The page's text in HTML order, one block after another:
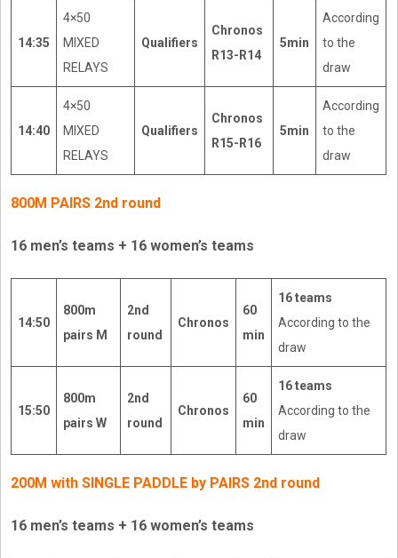
14:35
4×50
MIXED
RELAYS
Qualifiers
Chronos
R13-R14
5min
According
to the
draw
14:40
4×50
MIXED
RELAYS
Qualifiers
Chronos
R15-R16
5min
According
to the
draw
800M PAIRS 2nd round
16 men’s teams + 16 women’s teams
14:50
800m
pairs M
2nd
round
Chronos
60
min
16 teams
According to the
draw
15:50
800m
pairs W
2nd
round
Chronos
60
min
16 teams
According to the
draw
200M with SINGLE PADDLE by PAIRS 2nd round
16 men’s teams + 16 women’s teams